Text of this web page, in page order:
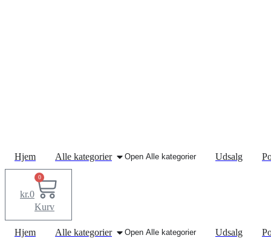
Hjem Alle kategorier Open Alle kategorier Udsalg
kr.0
0
Kurv
Hjem Alle kategorier Open Alle kategorier Udsalg